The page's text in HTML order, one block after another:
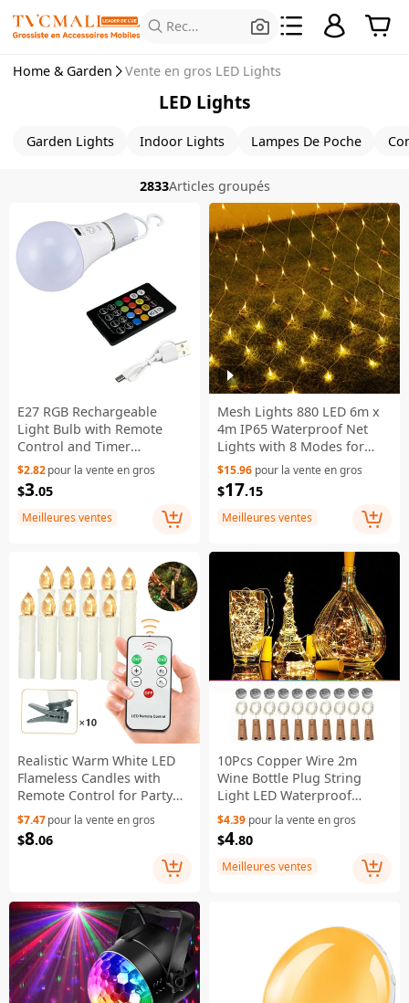
Rechercher des produits
Home & Garden Vente en gros LED Lights
LED Lights
Garden Lights Indoor Lights Lampes De Poche
2833Articles groupés
E27 RGB Rechargeable
Light Bulb with Remote
Control and Timer
Dimmable Touch Control
2700 - 6500K
$2.82pour la vente en gros
$3.05
Meilleures ventes
Mesh Lights 880 LED 6m x
4m IP65 Waterproof Net
Lights with 8 Modes for
Christmas New Year -
Yellow / EU Plug
$15.96 pour la vente en gros
$17.15
Meilleures ventes
Realistic Warm White LED
Flameless Candles with
Remote Control for Party
Decoration - 10 PCS / Ivory
$7.47pour la vente en gros
$8.06
10Pcs Copper Wire 2m
Wine Bottle Plug String
Light LED Waterproof
Festival Lighting Decor with
10Pcs Extra Batteries -
Warm White
$4.39 pour la vente en gros
$4.80
Meilleures ventes